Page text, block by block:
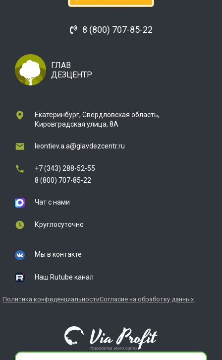
8 (800) 707-85-22
ГЛАВ
ДЕЗЦЕНТР
Екатеринбург, Свердловская область,
Кировградская улица, 8А
leontiev.a.a@glavdezcentr.ru
+7 (343) 288-52-55
8 (800) 707-85-22
Чат с нами
Круглосуточно
Мы в контакте
Наш Rutube канал
Политика конфиденциальностиСогласие на обработку данных